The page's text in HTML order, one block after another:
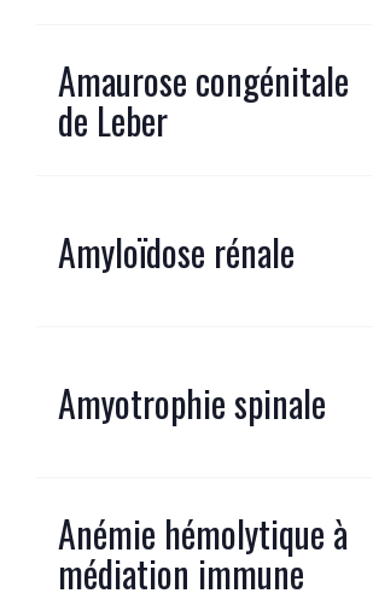
Amaurose congénitale
de Leber
Amyloïdose rénale
Amyotrophie spinale
Anémie hémolytique à
médiation immune